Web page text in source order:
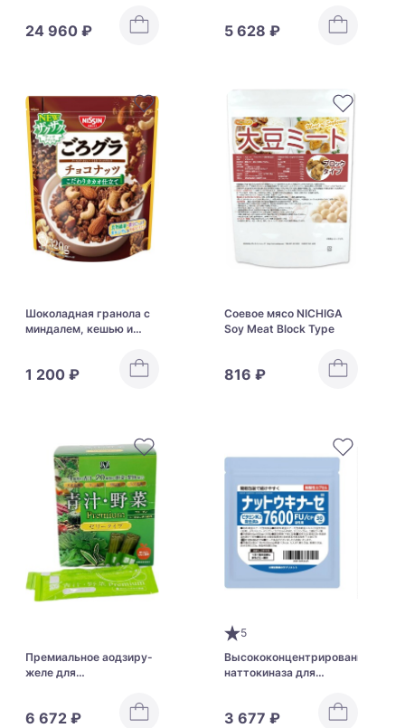
24 960 ₽ 5 628 ₽
Шоколадная гранола с
миндалем, кешью и
Nissin Cisco Gourmet
Granola Chocolate Nut
1 200 ₽
Соевое мясо NICHIGA
Soy Meat Block Type
816 ₽
Премиальное аодзиру-
желе для
баланса питательных
веществ Shibata
6 672 ₽
5
Высококонцентрированная
наттокиназа для
Taiyoudo Pharmaceutical
Nattokinase 7600FU
3 677 ₽